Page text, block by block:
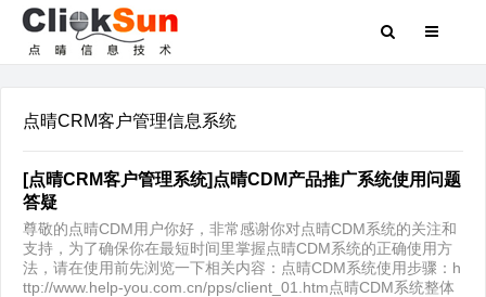
点晴CRM客户管理信息系统
[点晴CRM客户管理系统]点晴CDM产品推广系统使用问题
答疑
尊敬的点晴CDM用户你好，非常感谢你对点晴CDM系统的关注和
支持，为了确保你在最短时间里掌握点晴CDM系统的正确使用方
法，请在使用前先浏览一下相关内容：点晴CDM系统使用步骤：h
ttp://www.help-you.com.cn/pps/client_01.htm点晴CDM系统整体